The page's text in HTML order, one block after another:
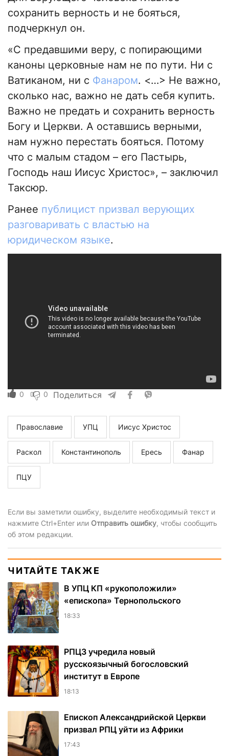
сохранить верность и не бояться,
подчеркнул он.
«С предавшими веру, с попирающими
каноны церковные нам не по пути. Ни с
Ватиканом, ни с Фанаром. <…> Не важно,
сколько нас, важно не дать себя купить.
Важно не предать и сохранить верность
Богу и Церкви. А оставшись верными,
нам нужно перестать бояться. Потому
что с малым стадом – его Пастырь,
Господь наш Иисус Христос», – заключил
Таксюр.
Ранее публицист призвал верующих
разговаривать с властью на
юридическом языке.
0 0 Поделиться
Православие УПЦ Иисус Христос
Раскол Константинополь Ересь Фанар
ПЦУ
Если вы заметили ошибку, выделите необходимый текст и
нажмите Ctrl+Enter или Отправить ошибку, чтобы сообщить
об этом редакции.
ЧИТАЙТЕ ТАКЖЕ
В УПЦ КП «рукоположили»
«епископа» Тернопольского
18:33
РПЦЗ учредила новый
русскоязычный богословский
институт в Европе
18:13
Епископ Александрийской Церкви
призвал РПЦ уйти из Африки
17:43